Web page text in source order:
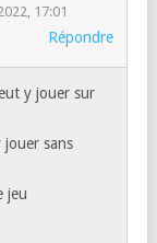
17:01
Répondre
y jouer sur
jouer sans
jeu